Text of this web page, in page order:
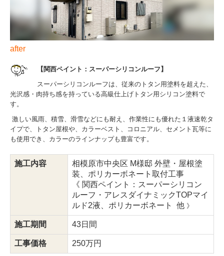
after
【関西ペイント：スーパーシリコンルーフ】
スーパーシリコンルーフは、従来のトタン用塗料を超えた、
光沢感・肉持ち感を持っている高級仕上げトタン用シリコン塗料で
す。
激しい風雨、積雪、滑雪などにも耐え、作業性にも優れた１液速乾タ
イプで、トタン屋根や、カラーベスト、コロニアル、セメント瓦等に
も使用でき、カラーのラインナップも豊富です。
施工内容
相模原市中央区 M様邸 外壁・屋根塗
装、ポリカーボネート取付工事
《 関西ペイント：スーパーシリコン
ルーフ・アレスダイナミックTOPマイ
ルド2液、ポリカーボネート
他 》
施工期間 43日間
工事価格 250万円